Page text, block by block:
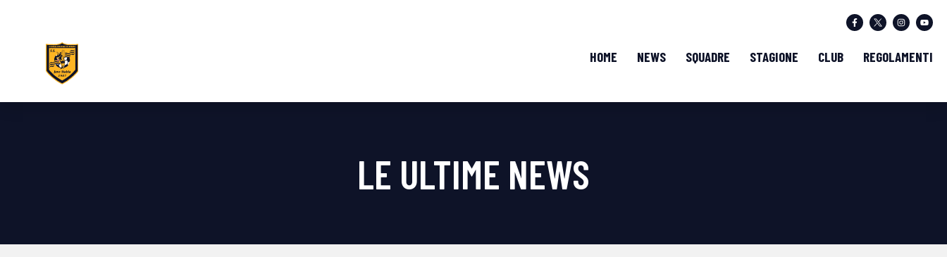
HOME NEWS SQUADRE STAGIONE CLUB REGOLAMENTI
LE ULTIME NEWS